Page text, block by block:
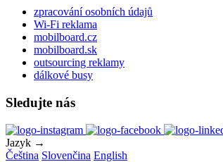
zpracování osobních údajů
Wi-Fi reklama
mobilboard.cz
mobilboard.sk
outsourcing reklamy
dálkové busy
Sledujte nás
Jazyk →
Čeština Slovenčina English